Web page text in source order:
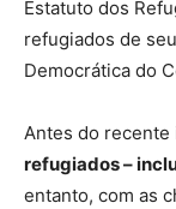
Estatuto dos
refugiados de
Democrática do
Antes do recente
refugiados –
entanto, com as